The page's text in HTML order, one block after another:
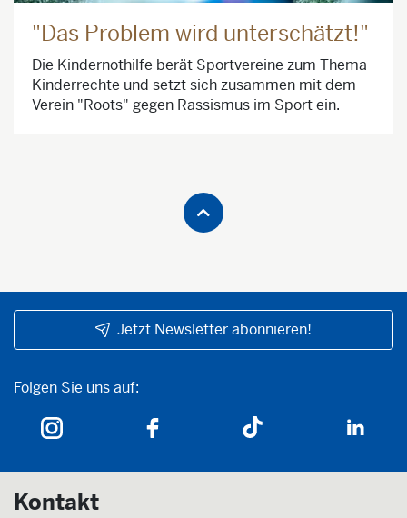
"Das Problem wird unterschätzt!"
Die Kindernothilfe berät Sportvereine zum Thema
Kinderrechte und setzt sich zusammen mit dem
Verein "Roots" gegen Rassismus im Sport ein.
Jetzt Newsletter abonnieren!
Folgen Sie uns auf:
Folgen Sie uns auf:
Kontakt